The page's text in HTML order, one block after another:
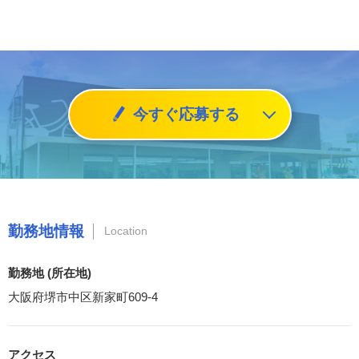
今すぐ応募する
勤務地情報 Location
勤務地 (所在地)
大阪府堺市中区新家町609-4
アクセス